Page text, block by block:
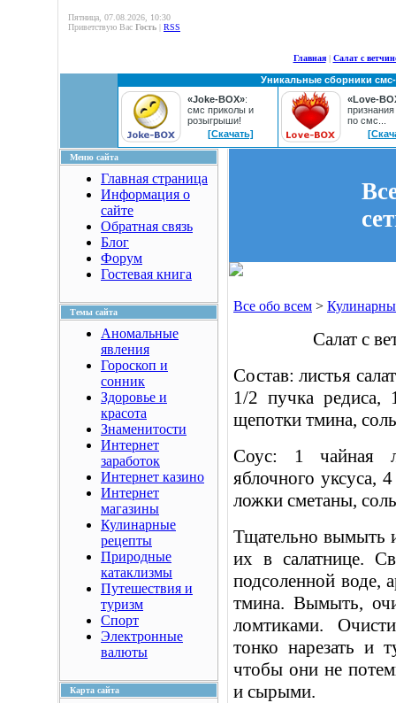
Пятница, 07.08.2026, 10:30
Приветствую Вас Гость | RSS
Главная| Салат с
Уникальные сборники
«Joke-BOX»:
смс приколы и
розыгрыши!
[Скачать]
«Love-
по смс...
Меню сайта
Главная страница
Информация о
сайте
Обратная связь
Блог
Форум
Гостевая книга
Темы сайта
Аномальные
явления
Гороскоп и
сонник
Здоровье и
красота
Знаменитости
Интернет
заработок
Интернет казино
Интернет
магазины
Кулинарные
рецепты
Природные
катаклизмы
Путешествия и
туризм
Спорт
Электронные
валюты
Карта сайта
Все обо всем >
Салат с
Состав: листья
1/2 пучка
щепотки тмина,
Соус: 1 чайная
яблочного уксуса,
ложки сметаны,
Тщательно вымыть
их в салатнице.
подсоленной воде,
тмина. Вымыть,
ломтиками.
тонко нарезать и
чтобы они не
и сырыми.